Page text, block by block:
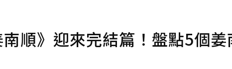
順》迎來完結篇！盤點5個姜